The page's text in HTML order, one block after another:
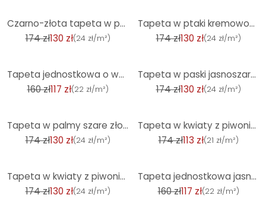
Czarno-złota tapeta w palmy - tapeta z włókniny z tropikalnym wzorem i eleganckim połyskiem
174 zł130 zł(24 zł/m²)
Tapeta w ptaki kremowo-szara - tapeta z włókniny w pawie i kwiatowe Próbki w stylu vintage
174 zł130 zł(24 zł/m²)
Tapeta jednostkowa o wyglądzie lnu i benzyny - tapeta teksturowana, nowoczesna i elegancka
160 zł117 zł(22 zł/m²)
Tapeta w paski jasnoszara ciemnoszara - Tapeta z włókniny z klasycznym wzorem w paski
174 zł130 zł(24 zł/m²)
Tapeta w palmy szare złoto - tapeta z włókniny z tropikalnym wzorem i eleganckim połyskiem
174 zł130 zł(24 zł/m²)
Tapeta w kwiaty z piwoniami czarna bordo - tapeta w kwiaty
174 zł113 zł(21 zł/m²)
Tapeta w kwiaty z piwoniami petrol brąz - tapeta z włókniny w stylu vintage
174 zł130 zł(24 zł/m²)
Tapeta jednostkowa jasnoszara - tapeta z włókniny o delikatnej fakturze zapewniająca subtelną elegan
160 zł117 zł(22 zł/m²)